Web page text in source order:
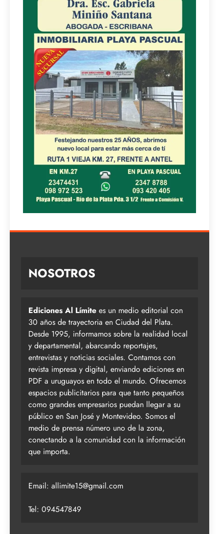
NOSOTROS
Ediciones Al Límite es un medio editorial con
30 años de trayectoria en Ciudad del Plata.
Desde 1995, informamos sobre la realidad local
y departamental, abarcando reportajes,
entrevistas y noticias sociales. Contamos con
revista impresa y digital, enviando ediciones en
PDF a uruguayos en todo el mundo. Ofrecemos
espacios publicitarios para que tanto pequeños
como grandes empresarios puedan llegar a su
público en San José y Montevideo. Somos el
medio de prensa número uno de la zona,
conectando a la comunidad con la información
que importa.
Email: allimite15@gmail.com
Tel: 094547849